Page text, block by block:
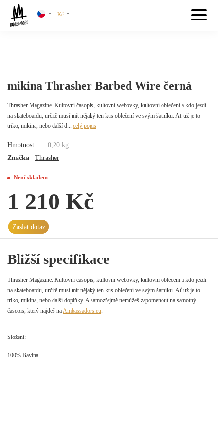
Kč
mikina Thrasher Barbed Wire černá
Thrasher Magazine. Kultovní časopis, kultovní webovky, kultovní oblečení a kdo jezdí
na skateboardu, určitě musí mít nějaký ten kus oblečení ve svým šatníku. Ať už je to
triko, mikina, nebo další d... celý popis
Hmotnost:
0,20 kg
Značka
Thrasher
Není skladem
1 210 Kč
Zaslat dotaz
Bližší specifikace
Thrasher Magazine. Kultovní časopis, kultovní webovky, kultovní oblečení a kdo jezdí
na skateboardu, určitě musí mít nějaký ten kus oblečení ve svým šatníku. Ať už je to
triko, mikina, nebo další doplňky. A samozřejmě nemůžeš zapomenout na samotný
časopis, který najdeš naAmbassadors.eu.
Složení:
100% Bavlna